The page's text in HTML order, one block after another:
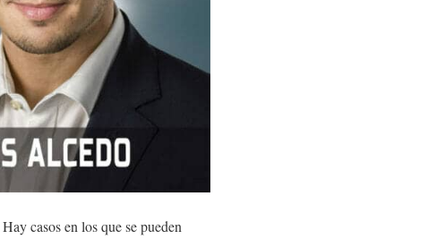
Hay casos en los que se pueden